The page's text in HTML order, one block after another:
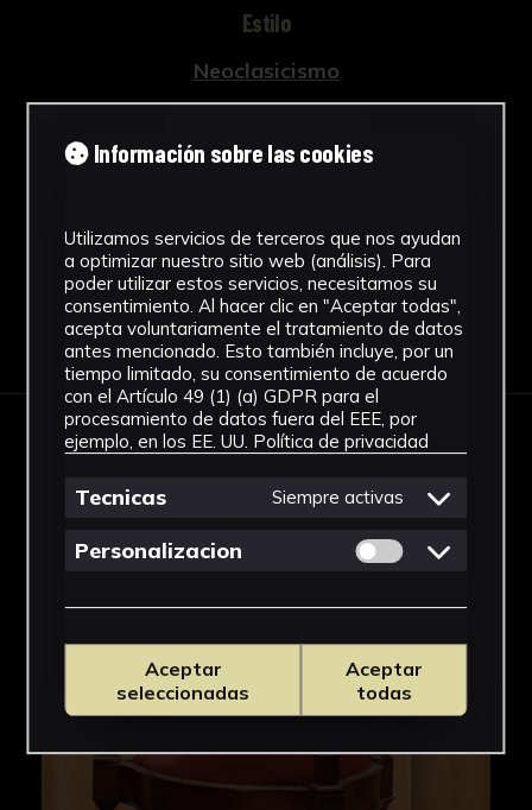
Estilo
Neoclasicismo
Técnica mixta
Descargar Ficha
IMÁGENES
Información sobre las cookies
Utilizamos servicios de terceros que nos ayudan
a optimizar nuestro sitio web (análisis). Para
poder utilizar estos servicios, necesitamos su
consentimiento. Al hacer clic en "Aceptar todas",
acepta voluntariamente el tratamiento de datos
antes mencionado. Esto también incluye, por un
tiempo limitado, su consentimiento de acuerdo
con el Artículo 49 (1) (a) GDPR para el
procesamiento de datos fuera del EEE, por
ejemplo, en los EE. UU. Política de privacidad
Tecnicas Siempre activas
Personalizacion Permitir cookies
Aceptar
seleccionadas
Aceptar
todas